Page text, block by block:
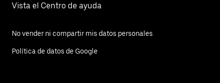
Vista el Centro de ayuda
No vender ni compartir mis datos personales
Política de datos de Google